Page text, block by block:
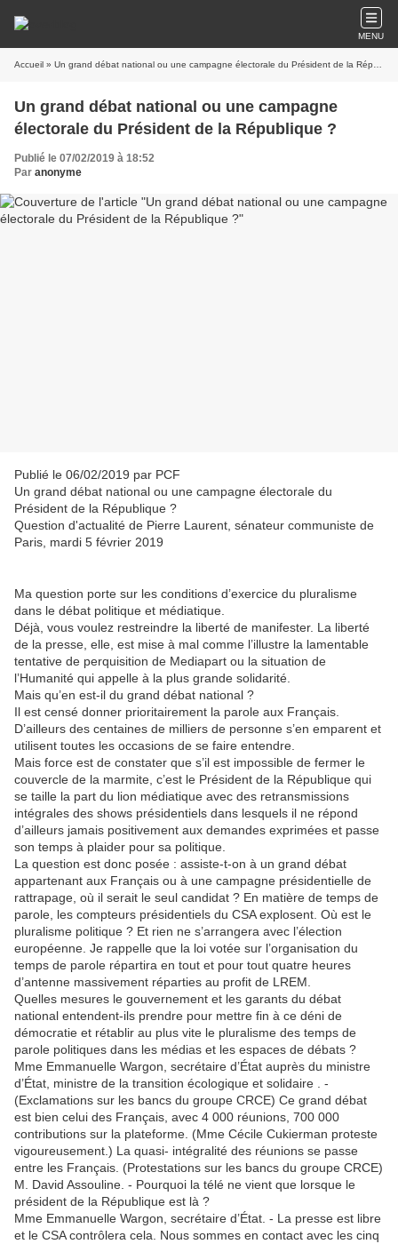
MENU
Accueil » Un grand débat national ou une campagne électorale du Président de la République ?
Un grand débat national ou une campagne
électorale du Président de la République ?
Publié le 07/02/2019 à 18:52
Par anonyme
Publié le 06/02/2019 par PCF
Un grand débat national ou une campagne électorale du
Président de la République ?
Question d'actualité de Pierre Laurent, sénateur communiste de
Paris, mardi 5 février 2019
Ma question porte sur les conditions d’exercice du pluralisme
dans le débat politique et médiatique.
Déjà, vous voulez restreindre la liberté de manifester. La liberté
de la presse, elle, est mise à mal comme l’illustre la lamentable
tentative de perquisition de Mediapart ou la situation de
l’Humanité qui appelle à la plus grande solidarité.
Mais qu’en est-il du grand débat national ?
Il est censé donner prioritairement la parole aux Français.
D’ailleurs des centaines de milliers de personne s’en emparent et
utilisent toutes les occasions de se faire entendre.
Mais force est de constater que s’il est impossible de fermer le
couvercle de la marmite, c’est le Président de la République qui
se taille la part du lion médiatique avec des retransmissions
intégrales des shows présidentiels dans lesquels il ne répond
d’ailleurs jamais positivement aux demandes exprimées et passe
son temps à plaider pour sa politique.
La question est donc posée : assiste-t-on à un grand débat
appartenant aux Français ou à une campagne présidentielle de
rattrapage, où il serait le seul candidat ? En matière de temps de
parole, les compteurs présidentiels du CSA explosent. Où est le
pluralisme politique ? Et rien ne s’arrangera avec l’élection
européenne. Je rappelle que la loi votée sur l’organisation du
temps de parole répartira en tout et pour tout quatre heures
d’antenne massivement réparties au profit de LREM.
Quelles mesures le gouvernement et les garants du débat
national entendent-ils prendre pour mettre fin à ce déni de
démocratie et rétablir au plus vite le pluralisme des temps de
parole politiques dans les médias et les espaces de débats ?
Mme Emmanuelle Wargon, secrétaire d’État auprès du ministre
d’État, ministre de la transition écologique et solidaire . -
(Exclamations sur les bancs du groupe CRCE) Ce grand débat
est bien celui des Français, avec 4 000 réunions, 700 000
contributions sur la plateforme. (Mme Cécile Cukierman proteste
vigoureusement.) La quasi- intégralité des réunions se passe
entre les Français. (Protestations sur les bancs du groupe CRCE)
M. David Assouline. - Pourquoi la télé ne vient que lorsque le
président de la République est là ?
Mme Emmanuelle Wargon, secrétaire d’État. - La presse est libre
et le CSA contrôlera cela. Nous sommes en contact avec les cinq